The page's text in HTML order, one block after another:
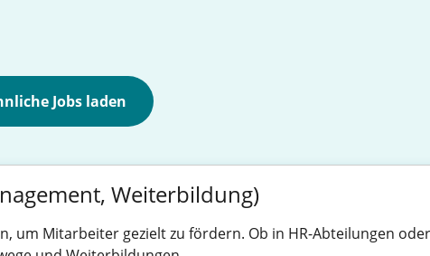
Jobs laden
Weiterbildung)
um Mitarbeiter gezielt zu fördern. Ob in HR-Abteilungen